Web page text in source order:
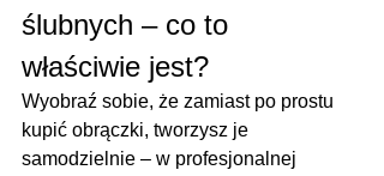
ślubnych – co to
właściwie jest?
Wyobraź sobie, że zamiast po prostu
kupić obrączki, tworzysz je
samodzielnie – w profesjonalnej